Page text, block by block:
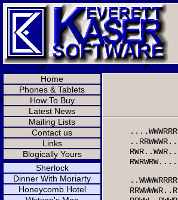
Home
Phones & Tablets
How To Buy
Latest News
Mailing Lists
Contact us
Links
Blogically Yours
Sherlock
Dinner With Moriarty
Honeycomb Hotel
....WWWRRR
..RRWWWR..
RWR..WWR..
RWRWRW....
..WWWWRRRR
RRWWWWR..R